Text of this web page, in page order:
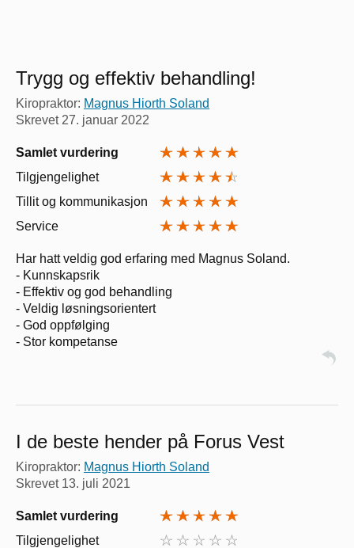
Trygg og effektiv behandling!
Kiropraktor: Magnus Hiorth Soland
Skrevet 27. januar 2022
Samlet vurdering
Tilgjengelighet
Tillit og kommunikasjon
Service
Har hatt veldig god erfaring med Magnus Soland.
- Kunnskapsrik
- Effektiv og god behandling
- Veldig løsningsorientert
- God oppfølging
- Stor kompetanse
I de beste hender på Forus Vest
Kiropraktor: Magnus Hiorth Soland
Skrevet 13. juli 2021
Samlet vurdering
Tilgjengelighet